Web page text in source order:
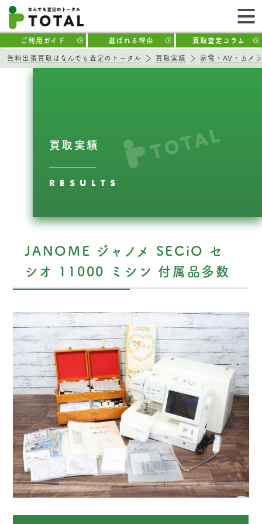
ご利用ガイド 選ばれる理由 買取査定コラム
無料出張買取はなんでも査定のトータル 買取実績 家電・AV・カメラ
買取実績
RESULTS
JANOME ジャノメ SECiO セ
シオ 11000 ミシン 付属品多数